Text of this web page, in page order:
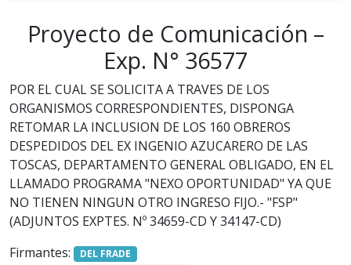
Proyecto de Comunicación –
Exp. N° 36577
POR EL CUAL SE SOLICITA A TRAVES DE LOS
ORGANISMOS CORRESPONDIENTES, DISPONGA
RETOMAR LA INCLUSION DE LOS 160 OBREROS
DESPEDIDOS DEL EX INGENIO AZUCARERO DE LAS
TOSCAS, DEPARTAMENTO GENERAL OBLIGADO, EN EL
LLAMADO PROGRAMA "NEXO OPORTUNIDAD" YA QUE
NO TIENEN NINGUN OTRO INGRESO FIJO.- "FSP"
(ADJUNTOS EXPTES. Nº 34659-CD Y 34147-CD)
Firmantes:
DEL FRADE